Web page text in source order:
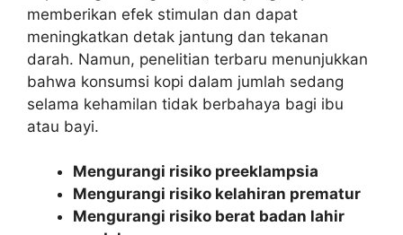
memberikan efek stimulan dan dapat
meningkatkan detak jantung dan tekanan
darah. Namun, penelitian terbaru menunjukkan
bahwa konsumsi kopi dalam jumlah sedang
selama kehamilan tidak berbahaya bagi ibu
atau bayi.
Mengurangi risiko preeklampsia
Mengurangi risiko kelahiran prematur
Mengurangi risiko berat badan lahir